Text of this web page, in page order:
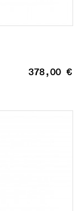
378,00 €